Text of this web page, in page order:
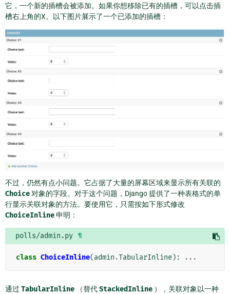
它，一个新的插槽会被添加。如果你想移除已有的插槽，可以点击插
槽右上角的X。以下图片展示了一个已添加的插槽：
不过，仍然有点小问题。它占据了大量的屏幕区域来显示所有关联的
Choice 对象的字段。对于这个问题，Django 提供了一种表格式的单
行显示关联对象的方法。要使用它，只需按如下形式修改
ChoiceInline申明：
polls/admin.py ¶
class ChoiceInline(admin .TabularInline): ...
通过 TabularInline （替代StackedInline ），关联对象以一种